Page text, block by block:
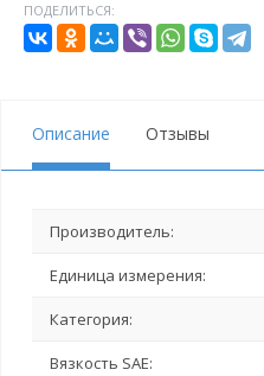
ПОДЕЛИТЬСЯ:
Описание Отзывы
Производитель:
Единица измерения:
Категория:
Вязкость SAE: